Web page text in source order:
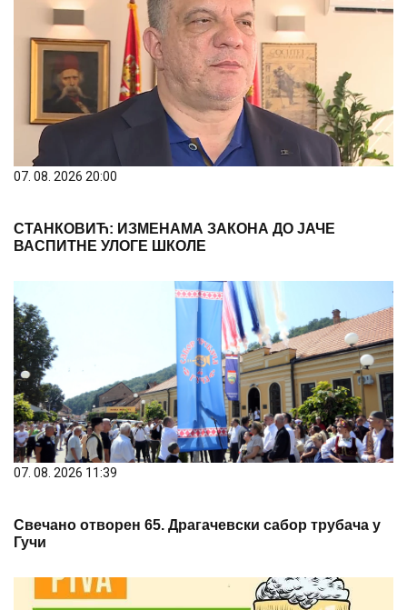
07. 08. 2026 20:00
СТАНКОВИЋ: ИЗМЕНАМА ЗАКОНА ДО ЈАЧЕ
ВАСПИТНЕ УЛОГЕ ШКОЛЕ
07. 08. 2026 11:39
Свечано отворен 65. Драгачевски сабор трубача у
Гучи
07. 08. 2026 14:35